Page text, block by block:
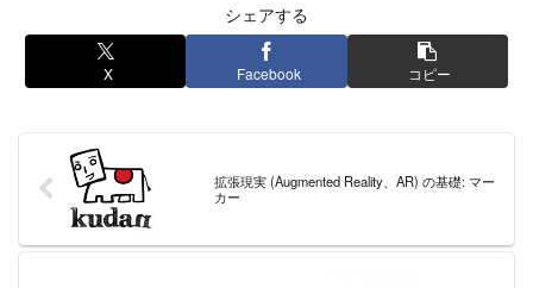
シェアする
X Facebook コピー
拡張現実 (Augmented Reality、AR) の基礎: マー
カー